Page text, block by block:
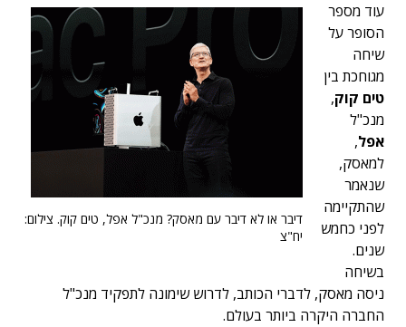
דיבר או לא דיבר עם מאסק? מנכ"ל אפל, טים קוק. צילום:
יח"צ
עוד מספר
הסופר על
שיחה
מגוחכת בין
טים קוק,
מנכ"ל
אפל,
למאסק,
שנאמר
שהתקיימה
לפני כחמש
שנים.
בשיחה
ניסה מאסק, לדברי הכותב, לדרוש שימונה לתפקיד מנכ"ל
החברה היקרה ביותר בעולם.